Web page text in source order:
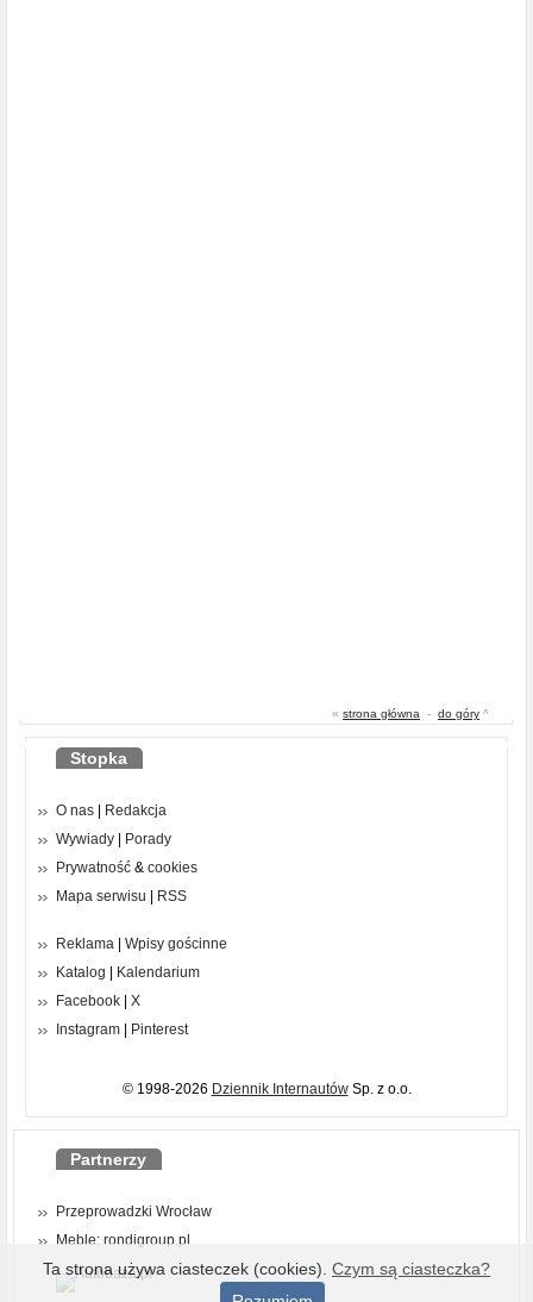
« strona główna - do góry ^
Stopka
O nas
Redakcja
Wywiady
Porady
Prywatność & cookies
Mapa serwisu
RSS
Reklama
Wpisy gościnne
Katalog
Kalendarium
Facebook
X
Instagram
Pinterest
© 1998-2026 Dziennik InternautówSp. z o.o.
Partnerzy
Przeprowadzki Wrocław
Meble: rondigroup.pl
Ta strona używa ciasteczek (cookies). Czym są ciasteczka?